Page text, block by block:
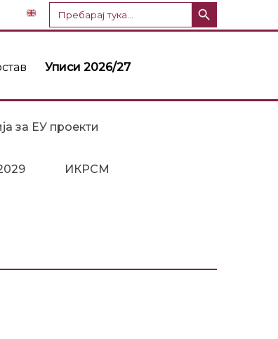
Пребарај
за:
Уписи 2026/27
за ЕУ проекти
ИКРСМ